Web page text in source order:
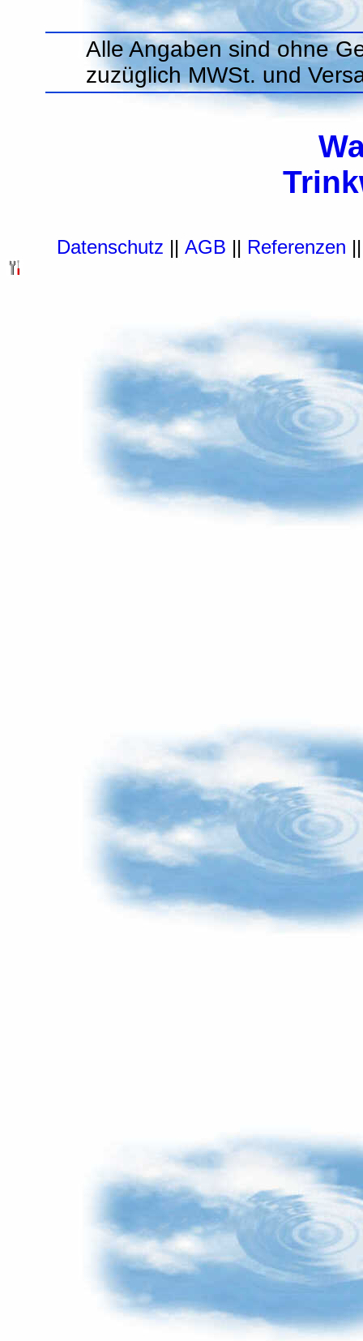
Alle Angaben sind ohne
zuzüglich MWSt. und
Datenschutz || AGB || Referenzen